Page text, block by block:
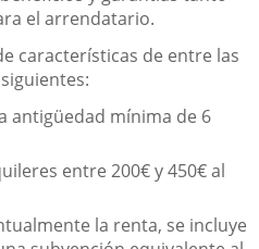
el arrendatario.
características de entre las
antigüedad mínima de 6
entre 200€ y 450€ al
la renta, se incluye